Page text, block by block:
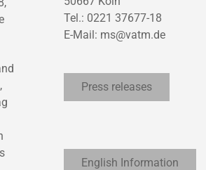
Tel.: 0221 37677-18
E-Mail: ms@vatm.de
Press releases
English Information